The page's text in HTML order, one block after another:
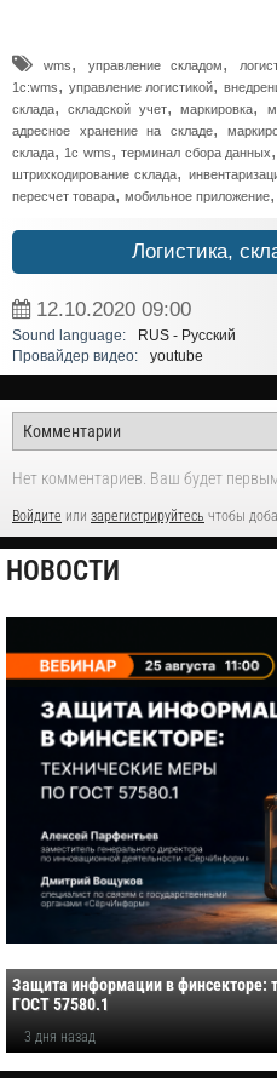
wms, управление складом,
1с:wms, управление логистикой,
склада,складской учет,маркировка,
адресное хранение на складе,
склада, 1с wms,терминал сбора данных,
штрихкодирование склада,
пересчет товара, мобильное приложение,
Логистика,
12.10.2020 09:00
Sound language:
RUS - Русский
Провайдер видео:
youtube
Нет комментариев. Ваш будет
Войдите или зарегистрируйтесь чтобы
НОВОСТИ
Защита информации в финсекторе:
ГОСТ 57580.1
3 дня назад